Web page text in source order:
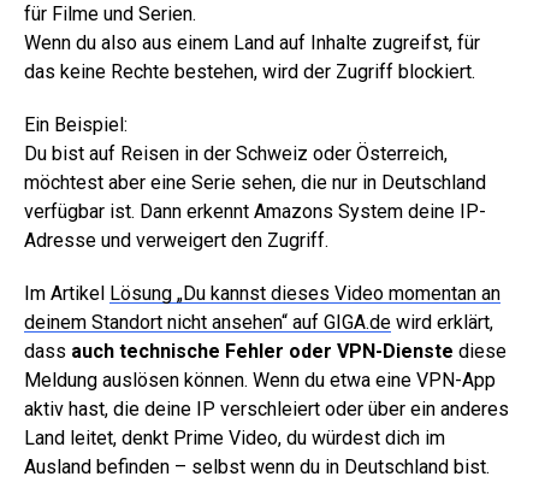
für Filme und Serien.
Wenn du also aus einem Land auf Inhalte zugreifst, für
das keine Rechte bestehen, wird der Zugriff blockiert.
Ein Beispiel:
Du bist auf Reisen in der Schweiz oder Österreich,
möchtest aber eine Serie sehen, die nur in Deutschland
verfügbar ist. Dann erkennt Amazons System deine IP-
Adresse und verweigert den Zugriff.
Im Artikel Lösung „Du kannst dieses Video momentan an
deinem Standort nicht ansehen“ auf GIGA.de wird erklärt,
dass auch technische Fehler oder VPN-Dienste diese
Meldung auslösen können. Wenn du etwa eine VPN-App
aktiv hast, die deine IP verschleiert oder über ein anderes
Land leitet, denkt Prime Video, du würdest dich im
Ausland befinden – selbst wenn du in Deutschland bist.